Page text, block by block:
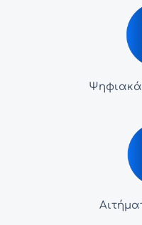
Ψηφιακά